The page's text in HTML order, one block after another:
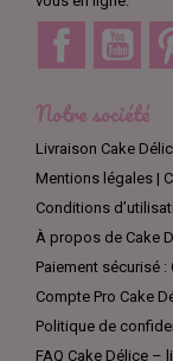
Facebook
Notre société
Livraison Cake
Mentions légales |
Conditions
À propos de Cake
Paiement sécurisé :
Compte Pro Cake
Politique de
FAQ Cake Délice –